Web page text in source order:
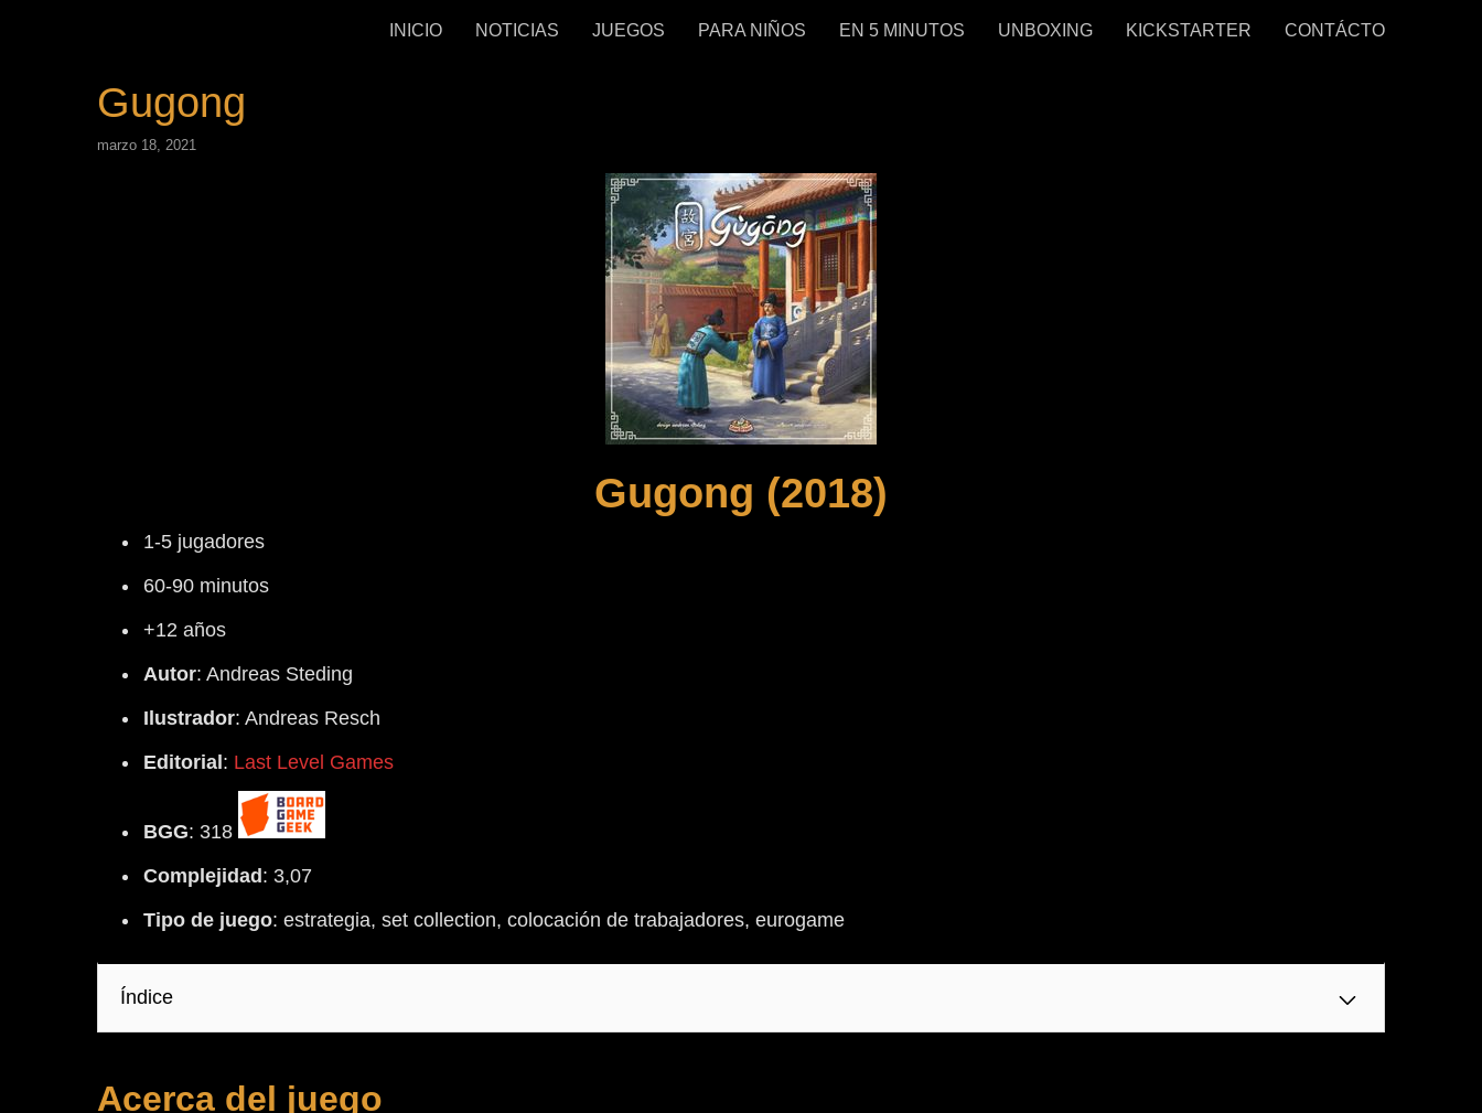
INICIO NOTICIAS JUEGOS PARA NIÑOS EN 5 MINUTOS UNBOXING KICKSTARTER CONTÁCTO
Gugong
marzo 18, 2021
Gugong (2018)
1-5 jugadores
60-90 minutos
+12 años
Autor: Andreas Steding
Ilustrador: Andreas Resch
Editorial : Last Level Games
BGG: 318
Complejidad : 3,07
Tipo de juego: estrategia, set collection, colocación de trabajadores, eurogame
Índice
Acerca del juego